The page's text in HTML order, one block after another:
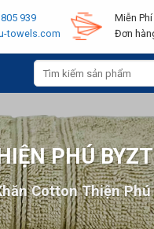
939
towels.com
Miễn
Đơn
Tìm
kiếm:
PHÚ
Cotton Thiện Phú